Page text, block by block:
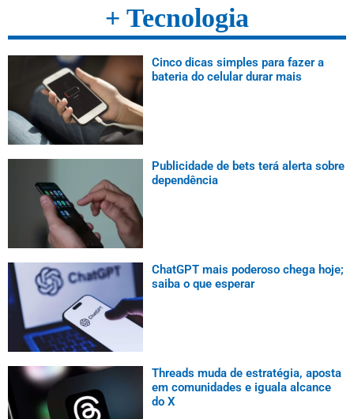
+ Tecnologia
Cinco dicas simples para fazer a
bateria do celular durar mais
Publicidade de bets terá alerta sobre
dependência
ChatGPT mais poderoso chega hoje;
saiba o que esperar
Threads muda de estratégia, aposta
em comunidades e iguala alcance
do X